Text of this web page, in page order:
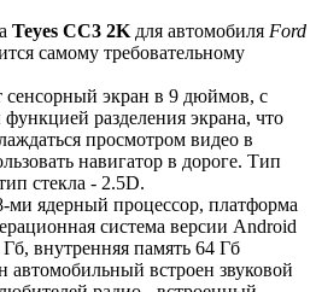
Teyes СС3 2Kдля автомобиля Ford
самому требовательному
сенсорный экран в 9 дюймов, с
разделения экрана, что
просмотром видео в
навигатор в дороге. Тип
стекла - 2.5D.
ми ядерный процессор, платформа
система версии Android
внутренняя память 64 Гб
встроен звуковой